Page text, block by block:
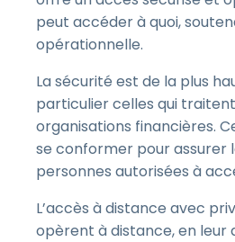
peut accéder à quoi,
opérationnelle.
La sécurité est de la plus
particulier celles qui
organisations financières.
se conformer pour assurer
personnes autorisées à
L’accès à distance avec
opèrent à distance, en leur